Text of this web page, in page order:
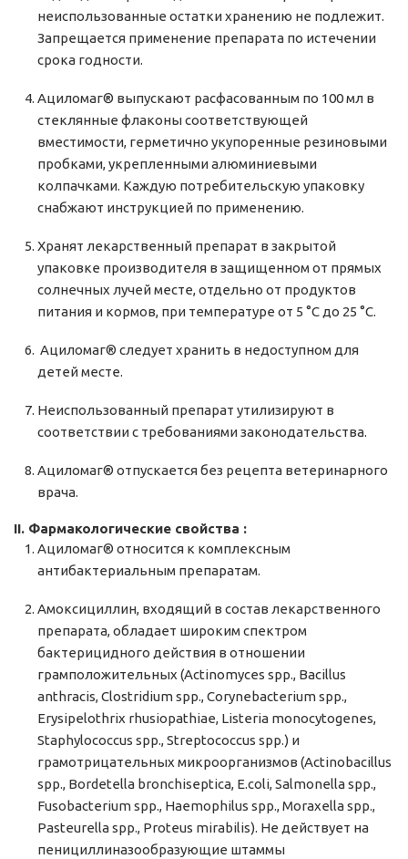
неиспользованные остатки хранению не подлежит.
Запрещается применение препарата по истечении
срока годности.
Ациломаг® выпускают расфасованным по 100 мл в
стеклянные флаконы соответствующей
вместимости, герметично укупоренные резиновыми
пробками, укрепленными алюминиевыми
колпачками. Каждую потребительскую упаковку
снабжают инструкцией по применению.
Хранят лекарственный препарат в закрытой
упаковке производителя в защищенном от прямых
солнечных лучей месте, отдельно от продуктов
питания и кормов, при температуре от 5 °С до 25 °С.
Ациломаг® следует хранить в недоступном для
детей месте.
Неиспользованный препарат утилизируют в
соответствии с требованиями законодательства.
Ациломаг® отпускается без рецепта ветеринарного
врача.
II. Фармакологические свойства :
Ациломаг® относится к комплексным
антибактериальным препаратам.
Амоксициллин, входящий в состав лекарственного
препарата, обладает широким спектром
бактерицидного действия в отношении
грамположительных (Actinomyces spp., Bacillus
anthracis, Clostridium spp., Corynebacterium spp.,
Erysipelothrix rhusiopathiae, Listeria monocytogenes,
Staphylococcus spp., Streptococcus spp.) и
грамотрицательных микроорганизмов (Actinobacillus
spp., Bordetella bronchiseptica, E.coli, Salmonella spp.,
Fusobacterium spp., Haemophilus spp., Moraxella spp.,
Pasteurella spp., Proteus mirabilis). Не действует на
пенициллиназообразующие штаммы